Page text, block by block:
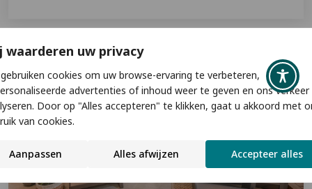
waarderen uw privacy
cookies om uw browse-ervaring te verbeteren,
advertenties of inhoud weer te geven en ons
Door op "Alles accepteren" te klikken, gaat u akkoord met
van cookies.
Aanpassen Alles afwijzen Accepteer alles